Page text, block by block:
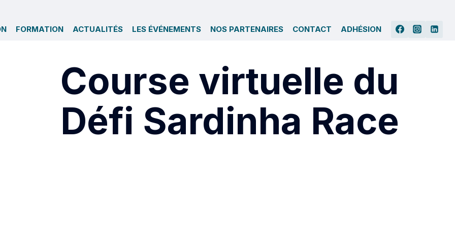
FORMATION ACTUALITÉS LES ÉVÉNEMENTS NOS PARTENAIRES CONTACT ADHÉSION
Course virtuelle du
Défi Sardinha Race